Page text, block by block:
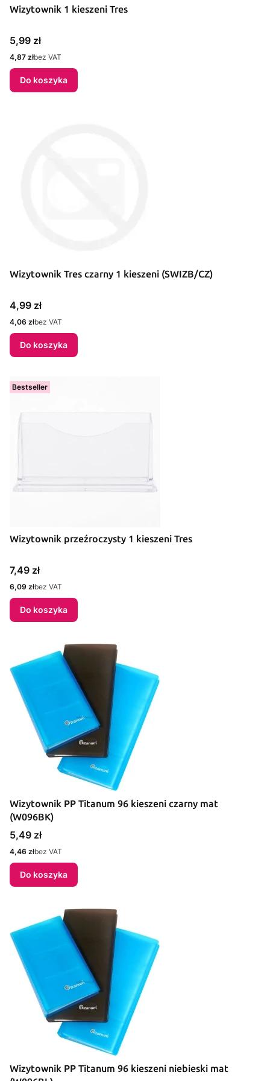
Wizytownik 1 kieszeni Tres
Cena
5,99 zł
Cena
4,87 złbez VAT
Do koszyka
Wizytownik Tres czarny 1 kieszeni (SWIZB/CZ)
Cena
4,99 zł
Cena
4,06 złbez VAT
Do koszyka
Bestseller
Wizytownik przeźroczysty 1 kieszeni Tres
Cena
7,49 zł
Cena
6,09 złbez VAT
Do koszyka
Wizytownik PP Titanum 96 kieszeni czarny mat
(W096BK)
Cena
5,49 zł
Cena
4,46 złbez VAT
Do koszyka
Wizytownik PP Titanum 96 kieszeni niebieski mat